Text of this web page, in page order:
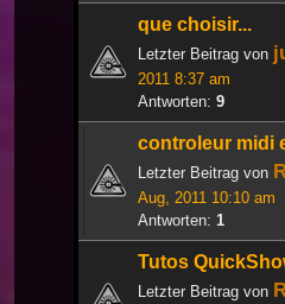
que choisir...
Letzter Beitrag von
2011 8:37 am
Antworten: 9
controleur midi
Letzter Beitrag von
Aug, 2011 10:10 am
Antworten: 1
Tutos
Letzter Beitrag von